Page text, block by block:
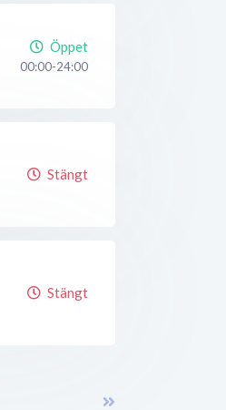
Öppet
00:00-24:00
Stängt
Stängt